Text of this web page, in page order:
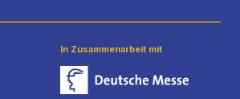
In Zusammenarbeit mit